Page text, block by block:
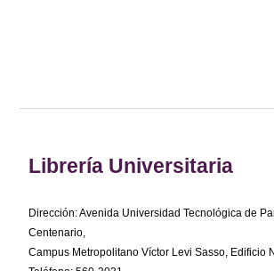
Librería Universitaria
Dirección: Avenida Universidad Tecnológica de
Centenario,
Campus Metropolitano Víctor Levi Sasso, Edificio